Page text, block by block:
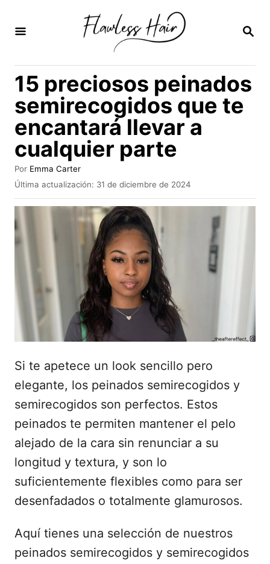
B
C
A
R
E
N
15 preciosos peinados
semirecogidos que te
encantará llevar a
cualquier parte
Por A
u
o
Emma Carter
P
u
b
l
c
Última actualización: 31 de diciembre de 2024
Si te apetece un look sencillo pero
elegante, los peinados semirecogidos y
semirecogidos son perfectos. Estos
peinados te permiten mantener el pelo
alejado de la cara sin renunciar a su
longitud y textura, y son lo
suficientemente flexibles como para ser
desenfadados o totalmente glamurosos.
Aquí tienes una selección de nuestros
peinados semirecogidos y semirecogidos